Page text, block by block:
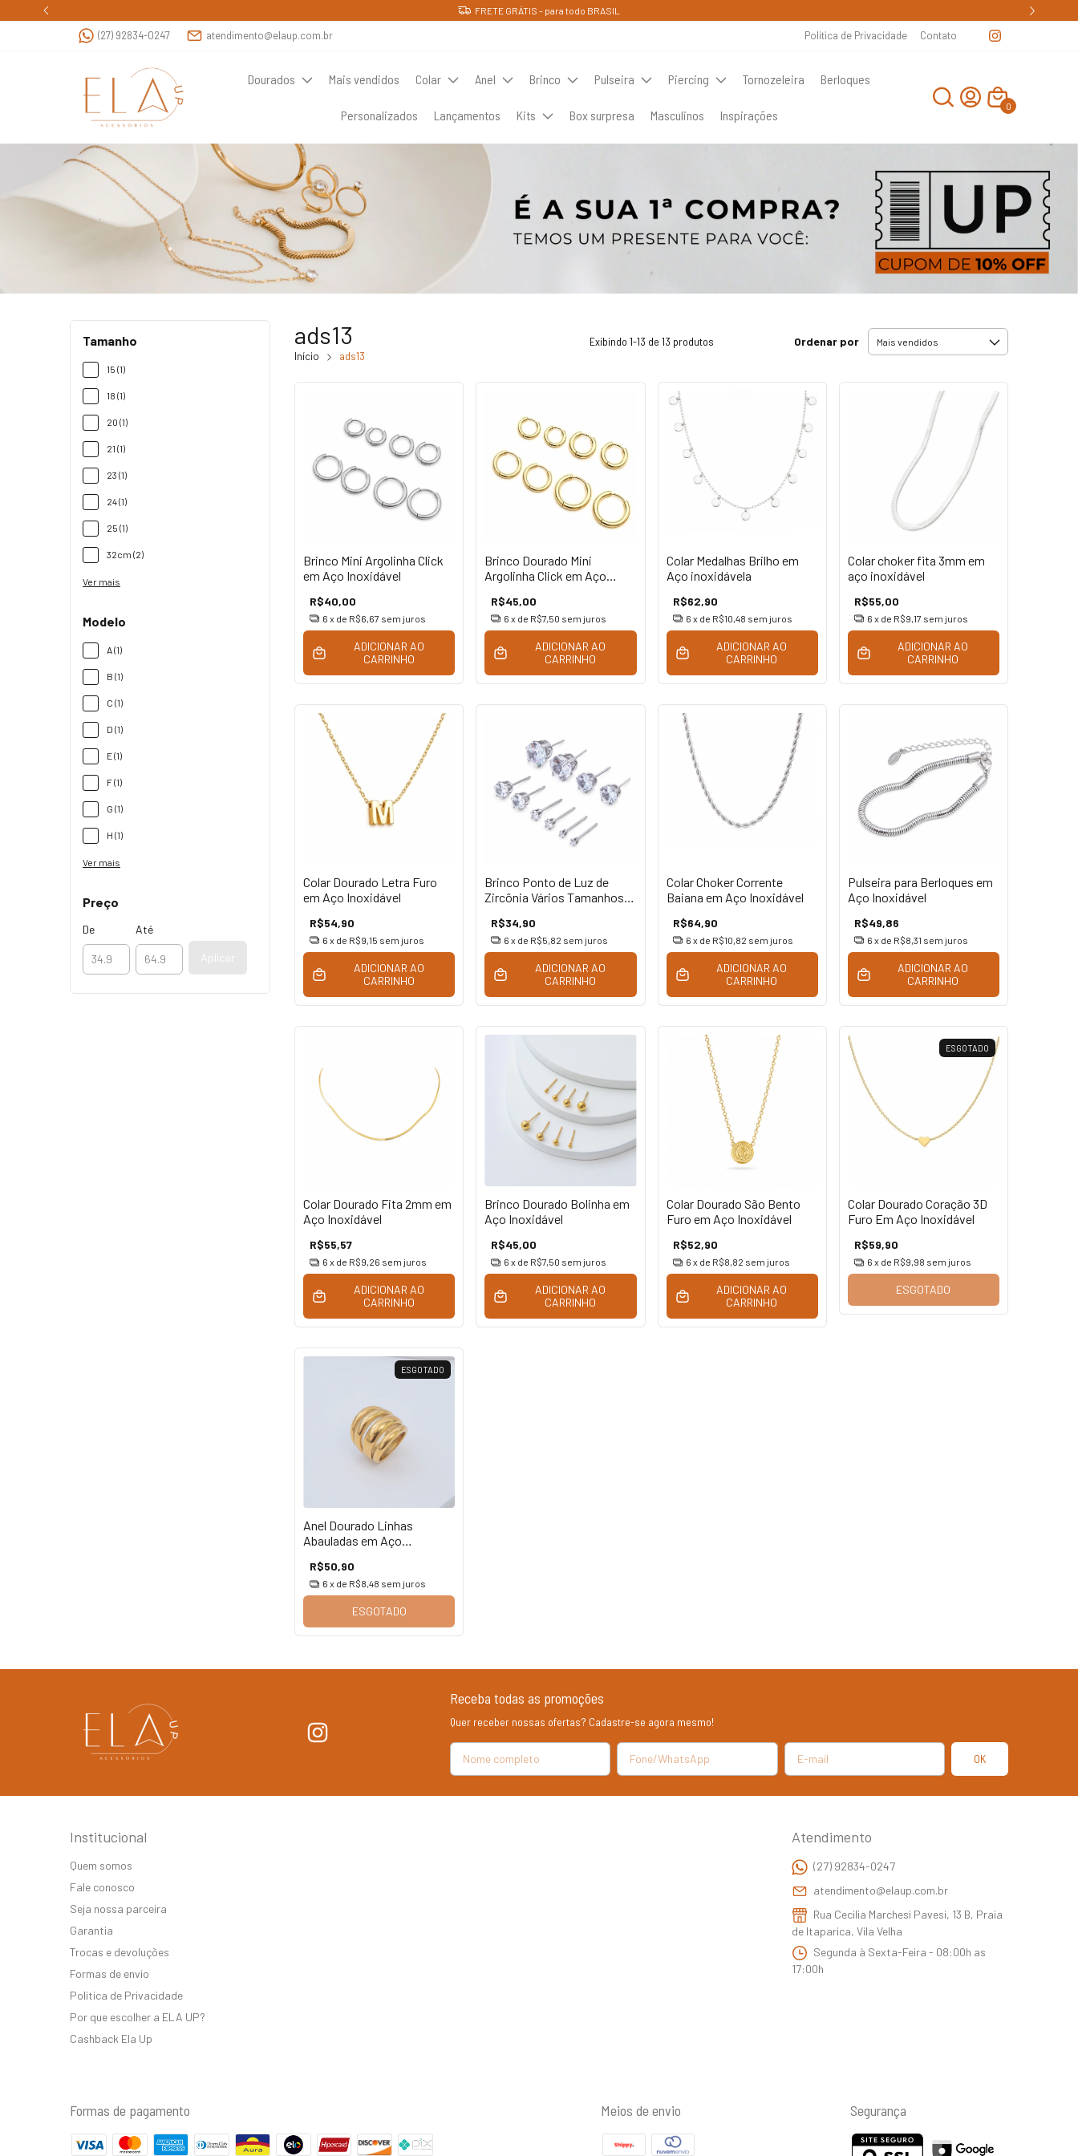
FRETE GRÁTIS - para todo BRASIL
(27) 92834-0247 atendimento@elaup.com.br Política de Privacidade Contato
Dourados Mais vendidos Colar Anel Brinco Pulseira Piercing Tornozeleira Berloques
Personalizados Lançamentos Kits Box surpresa Masculinos Inspirações
0
Tamanho
15 (1)
18 (1)
20 (1)
21 (1)
23 (1)
24 (1)
25 (1)
32cm (2)
Ver mais
Modelo
A (1)
B (1)
C (1)
D (1)
E (1)
F (1)
G (1)
H (1)
Ver mais
Preço
De Até
Aplicar
ads13
Início ads13
Exibindo 1-13 de 13 produtos Ordenar por
Brinco Mini Argolinha Click
em Aço Inoxidável
R$40,00
6 x de R$6,67 sem juros
ADICIONAR AO
CARRINHO
Brinco Dourado Mini
Argolinha Click em Aço
R$45,00
6 x de R$7,50 sem juros
ADICIONAR AO
CARRINHO
Colar Medalhas Brilho em
Aço inoxidávela
R$62,90
6 x de R$10,48 sem juros
ADICIONAR AO
CARRINHO
Colar choker fita 3mm em
aço inoxidável
R$55,00
6 x de R$9,17 sem juros
ADICIONAR AO
CARRINHO
Colar Dourado Letra Furo
em Aço Inoxidável
R$54,90
6 x de R$9,15 sem juros
ADICIONAR AO
CARRINHO
Brinco Ponto de Luz de
Zircônia Vários Tamanhos
R$34,90
6 x de R$5,82 sem juros
ADICIONAR AO
CARRINHO
Colar Choker Corrente
Baiana em Aço Inoxidável
R$64,90
6 x de R$10,82 sem juros
ADICIONAR AO
CARRINHO
Pulseira para Berloques em
Aço Inoxidável
R$49,86
6 x de R$8,31 sem juros
ADICIONAR AO
CARRINHO
Colar Dourado Fita 2mm em
Aço Inoxidável
R$55,57
6 x de R$9,26 sem juros
ADICIONAR AO
CARRINHO
Brinco Dourado Bolinha em
Aço Inoxidável
R$45,00
6 x de R$7,50 sem juros
ADICIONAR AO
CARRINHO
Colar Dourado São Bento
Furo em Aço Inoxidável
R$52,90
6 x de R$8,82 sem juros
ADICIONAR AO
CARRINHO
ESGOTADO
Colar Dourado Coração 3D
Furo Em Aço Inoxidável
R$59,90
6 x de R$9,98 sem juros
ESGOTADO
ESGOTADO
Anel Dourado Linhas
Abauladas em Aço
R$50,90
6 x de R$8,48 sem juros
ESGOTADO
Receba todas as promoções
Quer receber nossas ofertas? Cadastre-se agora mesmo!
Institucional
Quem somos
Fale conosco
Seja nossa parceira
Garantia
Trocas e devoluções
Formas de envio
Politica de Privacidade
Por que escolher a ELA UP?
Cashback Ela Up
Atendimento
(27) 92834-0247
atendimento@elaup.com.br
Rua Cecilia Marchesi Pavesi, 13 B, Praia
de Itaparica, Vila Velha
Segunda à Sexta-Feira - 08:00h as
17:00h
Formas de pagamento Meios de envio Segurança